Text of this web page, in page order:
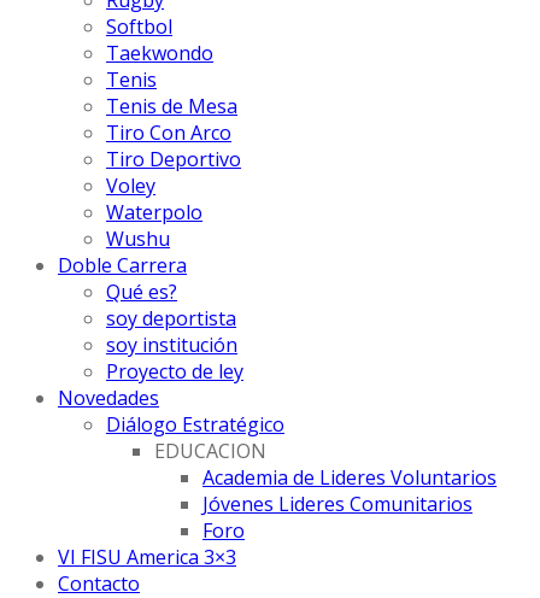
Softbol
Taekwondo
Tenis
Tenis de Mesa
Tiro Con Arco
Tiro Deportivo
Voley
Waterpolo
Wushu
Doble Carrera
Qué es?
soy deportista
soy institución
Proyecto de ley
Novedades
Diálogo Estratégico
EDUCACION
Academia de Lideres Voluntarios
Jóvenes Lideres Comunitarios
Foro
VI FISU America 3×3
Contacto